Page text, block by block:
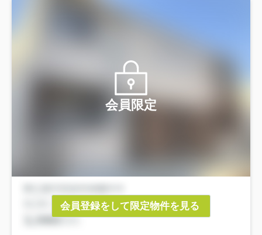
会員限定
会員登録をして限定物件を見る